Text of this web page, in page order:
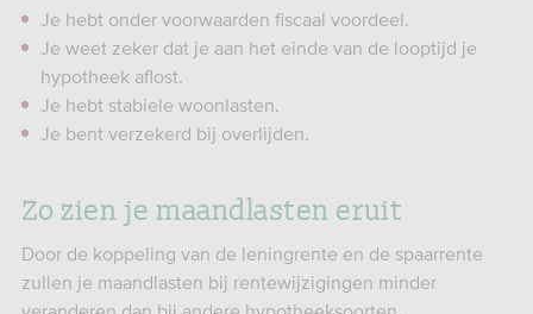
Je hebt onder voorwaarden fiscaal voordeel.
Je weet zeker dat je aan het einde van de looptijd je
hypotheek aflost.
Je hebt stabiele woonlasten.
Je bent verzekerd bij overlijden.
Zo zien je maandlasten eruit
Door de koppeling van de leningrente en de spaarrente
zullen je maandlasten bij rentewijzigingen minder